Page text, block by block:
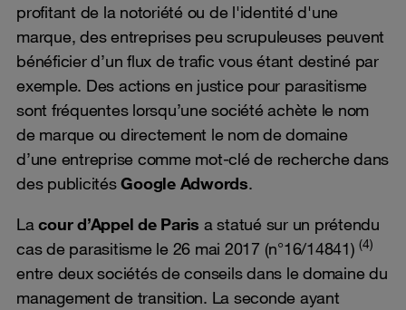
profitant de la notoriété ou de l'identité d'une
marque, des entreprises peu scrupuleuses peuvent
bénéficier d’un flux de trafic vous étant destiné par
exemple. Des actions en justice pour parasitisme
sont fréquentes lorsqu’une société achète le nom
de marque ou directement le nom de domaine
d’une entreprise comme mot-clé de recherche dans
des publicitésGoogle Adwords.
Lacour d’Appel de Paris a statué sur un prétendu
cas de parasitisme le 26 mai 2017 (n°16/14841)(4)
entre deux sociétés de conseils dans le domaine du
management de transition. La seconde ayant